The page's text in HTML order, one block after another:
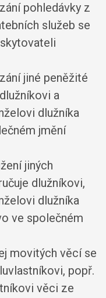
pohledávky z
služeb se
jiné peněžité
a
dlužníka
jmění
jiných
dlužníkovi,
dlužníka
ve společném
movitých věcí se
popř.
věci ze